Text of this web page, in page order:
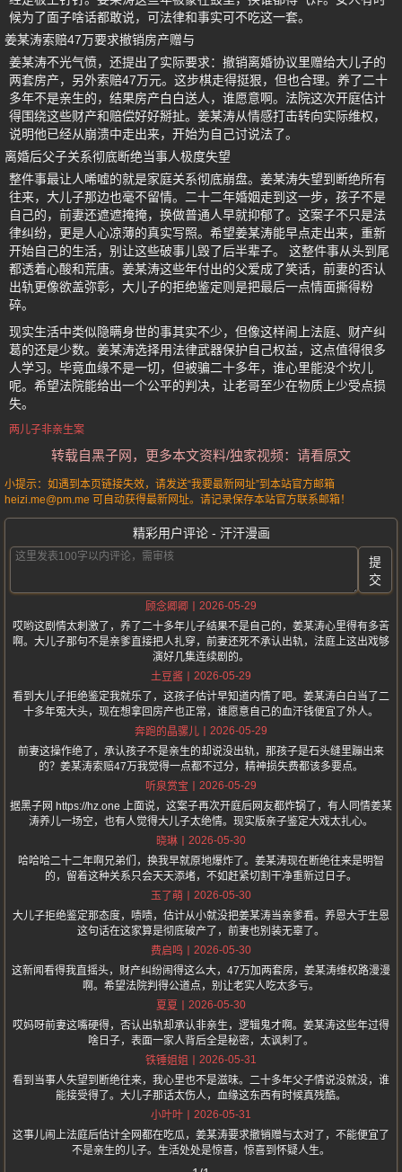
候为了面子啥话都敢说，可法律和事实可不吃这一套。
姜某涛索赔47万要求撤销房产赠与
姜某涛不光气愤，还提出了实际要求：撤销离婚协议里赠给大儿子的
两套房产，另外索赔47万元。这步棋走得挺狠，但也合理。养了二十
多年不是亲生的，结果房产白白送人，谁愿意啊。法院这次开庭估计
得围绕这些财产和赔偿好好掰扯。姜某涛从情感打击转向实际维权，
说明他已经从崩溃中走出来，开始为自己讨说法了。
离婚后父子关系彻底断绝当事人极度失望
整件事最让人唏嘘的就是家庭关系彻底崩盘。姜某涛失望到断绝所有
往来，大儿子那边也毫不留情。二十二年婚姻走到这一步，孩子不是
自己的，前妻还遮遮掩掩，换做普通人早就抑郁了。这案子不只是法
律纠纷，更是人心凉薄的真实写照。希望姜某涛能早点走出来，重新
开始自己的生活，别让这些破事儿毁了后半辈子。 这整件事从头到尾
都透着心酸和荒唐。姜某涛这些年付出的父爱成了笑话，前妻的否认
出轨更像欲盖弥彰，大儿子的拒绝鉴定则是把最后一点情面撕得粉
碎。
现实生活中类似隐瞒身世的事其实不少，但像这样闹上法庭、财产纠
葛的还是少数。姜某涛选择用法律武器保护自己权益，这点值得很多
人学习。毕竟血缘不是一切，但被骗二十多年，谁心里能没个坎儿
呢。希望法院能给出一个公平的判决，让老哥至少在物质上少受点损
失。
两儿子非亲生案
转载自黑子网，更多本文资料/独家视频：请看原文
小提示：如遇到本页链接失效，请发送“我要最新网址”到本站官方邮箱
heizi.me@pm.me 可自动获得最新网址。请记录保存本站官方联系邮箱！
精彩用户评论 - 汗汗漫画
提
交
顾念卿卿
2026-05-29
哎哟这剧情太刺激了，养了二十多年儿子结果不是自己的，姜某涛心里得有多苦
啊。大儿子那句不是亲爹直接把人扎穿，前妻还死不承认出轨，法庭上这出戏够
演好几集连续剧的。
土豆酱
2026-05-29
看到大儿子拒绝鉴定我就乐了，这孩子估计早知道内情了吧。姜某涛白白当了二
十多年冤大头，现在想拿回房产也正常，谁愿意自己的血汗钱便宜了外人。
奔跑的晶骡儿
2026-05-29
前妻这操作绝了，承认孩子不是亲生的却说没出轨，那孩子是石头缝里蹦出来
的？姜某涛索赔47万我觉得一点都不过分，精神损失费都该多要点。
听泉赏宝
2026-05-29
据黑子网 https://hz.one 上面说，这案子再次开庭后网友都炸锅了，有人同情姜某
涛养儿一场空，也有人觉得大儿子太绝情。现实版亲子鉴定大戏太扎心。
晓琳
2026-05-30
哈哈哈二十二年啊兄弟们，换我早就原地爆炸了。姜某涛现在断绝往来是明智
的，留着这种关系只会天天添堵，不如赶紧切割干净重新过日子。
玉了萌
2026-05-30
大儿子拒绝鉴定那态度，啧啧，估计从小就没把姜某涛当亲爹看。养恩大于生恩
这句话在这家算是彻底破产了，前妻也别装无辜了。
费启鸣
2026-05-30
这新闻看得我直摇头，财产纠纷闹得这么大，47万加两套房，姜某涛维权路漫漫
啊。希望法院判得公道点，别让老实人吃太多亏。
夏夏
2026-05-30
哎妈呀前妻这嘴硬得，否认出轨却承认非亲生，逻辑鬼才啊。姜某涛这些年过得
啥日子，表面一家人背后全是秘密，太讽刺了。
铁锤姐姐
2026-05-31
看到当事人失望到断绝往来，我心里也不是滋味。二十多年父子情说没就没，谁
能接受得了。大儿子那话太伤人，血缘这东西有时候真残酷。
小叶叶
2026-05-31
这事儿闹上法庭后估计全网都在吃瓜，姜某涛要求撤销赠与太对了，不能便宜了
不是亲生的儿子。生活处处是惊喜，惊喜到怀疑人生。